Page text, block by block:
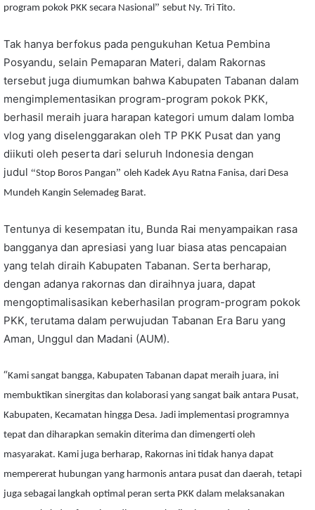
program pokok PKK secara Nasional ” sebut Ny. Tri Tito.
Tak hanya berfokus pada pengukuhan Ketua Pembina
Posyandu, selain Pemaparan Materi, dalam Rakornas
tersebut juga diumumkan bahwa Kabupaten Tabanan dalam
mengimplementasikan program-program pokok PKK,
berhasil meraih juara harapan kategori umum dalam lomba
vlog yang diselenggarakan oleh TP PKK Pusat dan yang
diikuti oleh peserta dari seluruh Indonesia dengan
judul “Stop Boros Pangan” oleh Kadek Ayu Ratna Fanisa, dari Desa
Mundeh Kangin Selemadeg Barat.
Tentunya di kesempatan itu, Bunda Rai menyampaikan rasa
bangganya dan apresiasi yang luar biasa atas pencapaian
yang telah diraih Kabupaten Tabanan. Serta berharap,
dengan adanya rakornas dan diraihnya juara, dapat
mengoptimalisasikan keberhasilan program-program pokok
PKK, terutama dalam perwujudan Tabanan Era Baru yang
Aman, Unggul dan Madani (AUM).
“Kami sangat bangga, Kabupaten Tabanan dapat meraih juara, ini
membuktikan sinergitas dan kolaborasi yang sangat baik antara Pusat,
Kabupaten, Kecamatan hingga Desa. Jadi implementasi programnya
tepat dan diharapkan semakin diterima dan dimengerti oleh
masyarakat. Kami juga berharap, Rakornas ini tidak hanya dapat
mempererat hubungan yang harmonis antara pusat dan daerah, tetapi
juga sebagai langkah optimal peran serta PKK dalam melaksanakan